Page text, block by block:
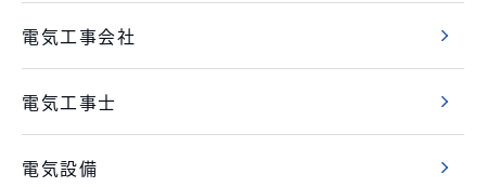
電気工事会社
電気工事士
電気設備